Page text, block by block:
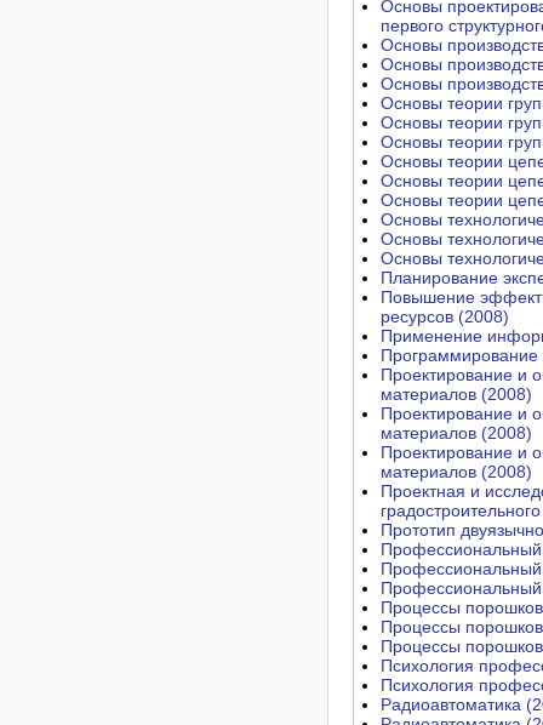
Основы
первого
Основы
Основы
Основы
Основы теории
Основы теории
Основы теории
Основы теории
Основы теории
Основы теории
Основы
Основы
Основы
Планирование
Повышение
ресурсов (2008)
Применение
Программирование
Проектирование и
материалов (2008)
Проектирование и
материалов (2008)
Проектирование и
материалов (2008)
Проектная и
Прототип
Профессиональный
Профессиональный
Профессиональный
Процессы
Процессы
Процессы
Психология
Психология
Радиоавтоматика